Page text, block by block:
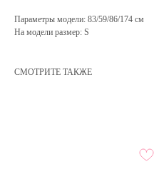
Параметры модели: 83/59/86/174 см
На модели размер: S
СМОТРИТЕ ТАКЖЕ